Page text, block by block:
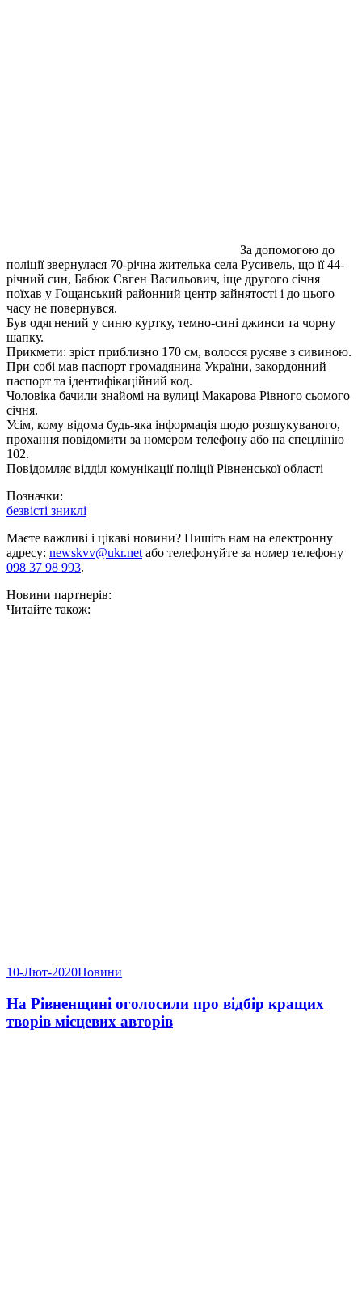
За допомогою до
поліції звернулася 70-річна жителька села Русивель, що її 44-
річний син, Бабюк Євген Васильович, іще другого січня
поїхав у Гощанський районний центр зайнятості і до цього
часу не повернувся.
Був одягнений у синю куртку, темно-сині джинси та чорну
шапку.
Прикмети: зріст приблизно 170 см, волосся русяве з сивиною.
При собі мав паспорт громадянина України, закордонний
паспорт та ідентифікаційний код.
Чоловіка бачили знайомі на вулиці Макарова Рівного сьомого
січня.
Усім, кому відома будь-яка інформація щодо розшукуваного,
прохання повідомити за номером телефону або на спецлінію
102.
Повідомляє відділ комунікації поліції Рівненської області
Позначки:
безвісті зниклі
Маєте важливі і цікаві новини? Пишіть нам на електронну
адресу: newskvv@ukr.netабо телефонуйте за номер телефону
098 37 98 993.
Новини партнерів:
Читайте також:
10-Лют-2020Новини
На Рівненщині оголосили про відбір кращих
творів місцевих авторів